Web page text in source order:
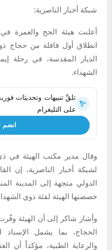
شبكة أخبار الناصرية:
أعلنت هيئة الحج والعمرة
انطلاق أول قافلة من حجاج
الشهداء.
تلقَّ تنبيهات وتحديثات
على التليغرام
انضم
وقال مدير مكتب الهيئة في
لشبكة أخبار الناصرية، إن
الدولي متجهة إلى المدينة
خصصتها الهيئة لفئة ذوي
وأشار شاكر إلى أن الهيئة
الحجاج، بما يشمل الإسناد
والرعاية الطبية، مؤكداً أن